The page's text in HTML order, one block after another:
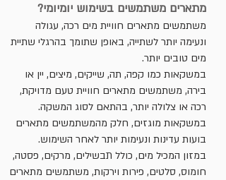
מתארים משתמשים בשימוש יומיומי?
משתמשים מתארים חוויית מים רכה, עגולה
ונעימה יותר לשתייה, באופן שתומך בהרגלי שתיית
מים טובים יותר.
במשקאות כמו קפה, תה, שייקים, מיצים, יין או
בירה, משתמשים מתארים חוויית טעם מדויקת,
רכה או צלולה יותר, בהתאם לסוג המשקה.
במשקאות מוגזים, חלק מהמשתמשים מתארים
בועות עדינות ונעימות יותר לאחר השימוש.
במזון המכיל מים, כולל תבשילים, מרקים, פסטה,
חומוס, סלטים, פירות וירקות, משתמשים מתארים